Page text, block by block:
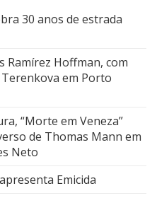
30 anos de estrada
Ramírez Hoffman, com
em Porto
“Morte em Veneza”
de Thomas Mann em
Neto
Emicida